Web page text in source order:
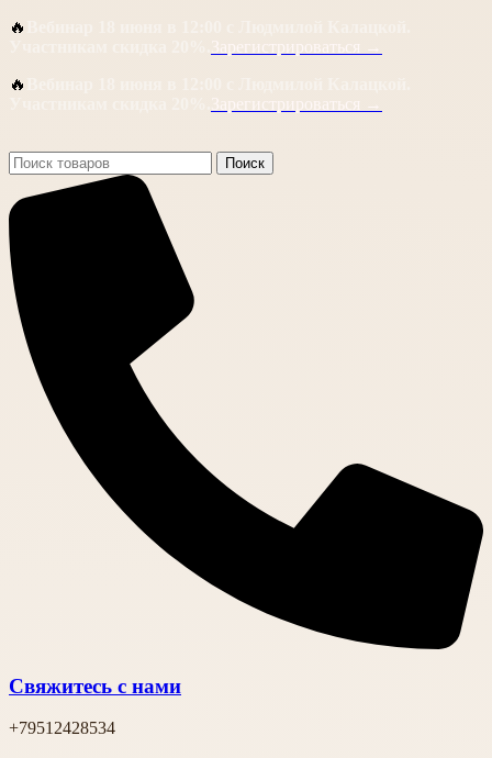
🔥
Зарегистрироваться →
🔥
Зарегистрироваться →
Поиск
Свяжитесь с нами
+79512428534